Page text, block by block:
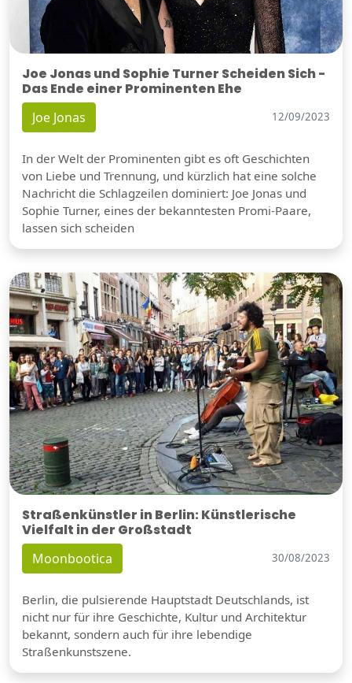
Joe Jonas und Sophie Turner Scheiden Sich -
Das Ende einer Prominenten Ehe
Joe Jonas 12/09/2023
In der Welt der Prominenten gibt es oft Geschichten
von Liebe und Trennung, und kürzlich hat eine solche
Nachricht die Schlagzeilen dominiert: Joe Jonas und
Sophie Turner, eines der bekanntesten Promi-Paare,
lassen sich scheiden
Straßenkünstler in Berlin: Künstlerische
Vielfalt in der Großstadt
Moonbootica 30/08/2023
Berlin, die pulsierende Hauptstadt Deutschlands, ist
nicht nur für ihre Geschichte, Kultur und Architektur
bekannt, sondern auch für ihre lebendige
Straßenkunstszene.